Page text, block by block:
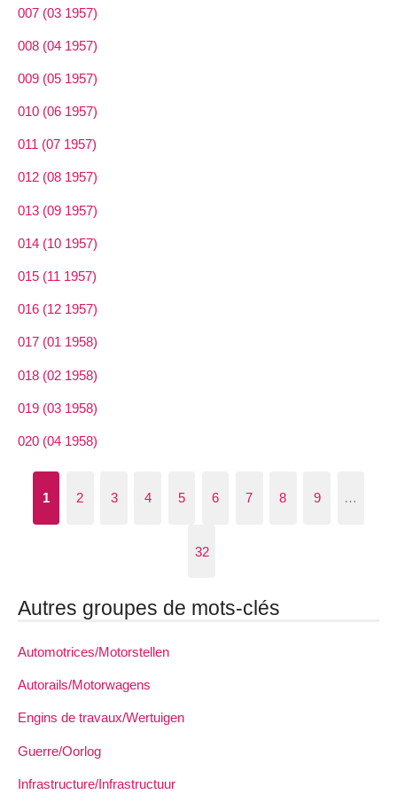
007 (03 1957)
008 (04 1957)
009 (05 1957)
010 (06 1957)
011 (07 1957)
012 (08 1957)
013 (09 1957)
014 (10 1957)
015 (11 1957)
016 (12 1957)
017 (01 1958)
018 (02 1958)
019 (03 1958)
020 (04 1958)
1 2 3 4 5 6 7 8 9 …
32
Autres groupes de mots-clés
Automotrices/Motorstellen
Autorails/Motorwagens
Engins de travaux/Wertuigen
Guerre/Oorlog
Infrastructure/Infrastructuur